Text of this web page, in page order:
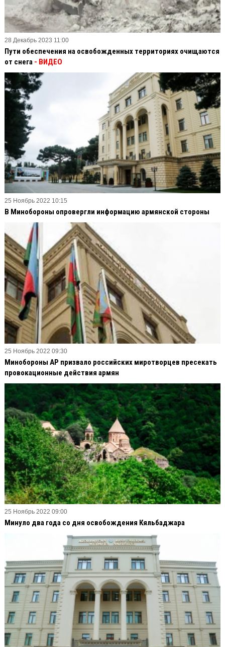
28 Декабрь 2023 11:00
Пути обеспечения на освобожденных территориях очищаются
от снега - ВИДЕО
25 Ноябрь 2022 10:15
В Минобороны опровергли информацию армянской стороны
25 Ноябрь 2022 09:30
Минобороны АР призвало российских миротворцев пресекать
провокационные действия армян
25 Ноябрь 2022 09:00
Минуло два года со дня освобождения Кяльбаджара